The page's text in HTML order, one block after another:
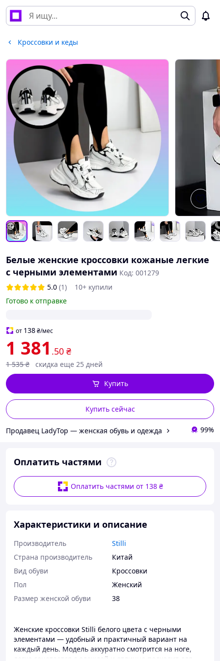
Кроссовки и кеды
Белые женские кроссовки кожаные легкие
с черными элементами Код: 001279
5.0 (1)
10+ купили
Готово к отправке
от 138₴/мес
1 381 .50 ₴
1 535 ₴ скидка еще 25 дней
Купить сейчас
Купить
Продавец LadyTop — женская обувь и одежда 99%
Оплатить частями
Оплатить частями от 138 ₴
Характеристики и описание
Производитель
Stilli
Страна производитель
Китай
Вид обуви
Кроссовки
Пол
Женский
Размер женской обуви
38
Женские кроссовки Stilli белого цвета с черными
элементами — удобный и практичный вариант на
каждый день. Модель аккуратно смотрится на ноге,
легко сочетается с одеждой и отлично подходит для